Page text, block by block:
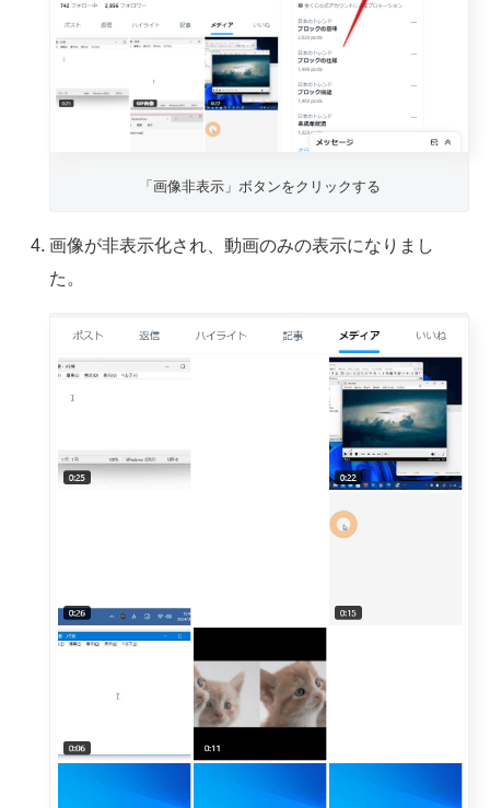
「画像非表示」ボタンをクリックする
画像が非表示化され、動画のみの表示になりまし
た。